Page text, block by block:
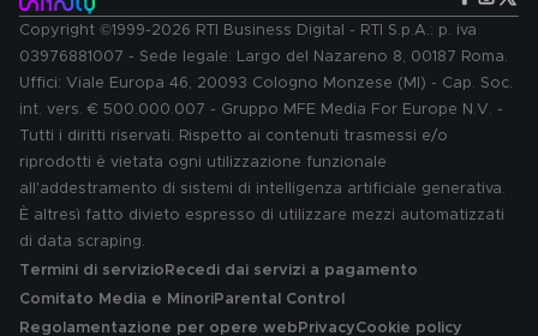
Copyright ©1999-2026 RTI Business Digital - RTI S.p.A.: p. iva
03976881007 - Sede legale: Largo del Nazareno 8, 00187 Roma.
Uffici: Viale Europa 46, 20093 Cologno Monzese (MI) - Cap. Soc.
int. vers. € 500.000.007 - Gruppo MFE Media For Europe N.V. -
Tutti i diritti riservati. Rispetto ai contenuti trasmessi e/o
riprodotti è vietata ogni utilizzazione funzionale
all'addestramento di sistemi di intelligenza artificiale generativa.
È altresì fatto divieto espresso di utilizzare mezzi automatizzati
di data scraping.
Termini di servizio Recedi dai servizi a pagamento
Comitato Media e MinoriParental Control
Regolamentazione per opere web PrivacyCookie policy